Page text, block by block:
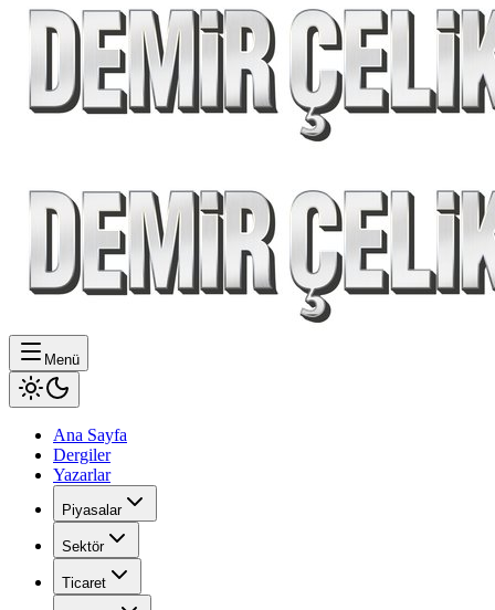
Menü
Ana Sayfa
Dergiler
Yazarlar
Piyasalar
Sektör
Ticaret